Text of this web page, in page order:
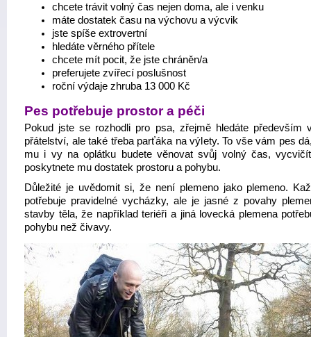
chcete trávit volný čas nejen doma, ale i venku
máte dostatek času na výchovu a výcvik
jste spíše extrovertní
hledáte věrného přítele
chcete mít pocit, že jste chráněn/a
preferujete zvířecí poslušnost
roční výdaje zhruba 13 000 Kč
Pes potřebuje prostor a péči
Pokud jste se rozhodli pro psa, zřejmě hledáte především
přátelství, ale také třeba parťáka na výlety. To vše vám pes
mu i vy na oplátku budete věnovat svůj volný čas,
poskytnete mu dostatek prostoru a pohybu.
Důležité je uvědomit si, že není plemeno jako plemeno.
potřebuje pravidelné vycházky, ale je jasné z povahy
stavby těla, že například teriéři a jiná lovecká plemena
pohybu než čivavy.